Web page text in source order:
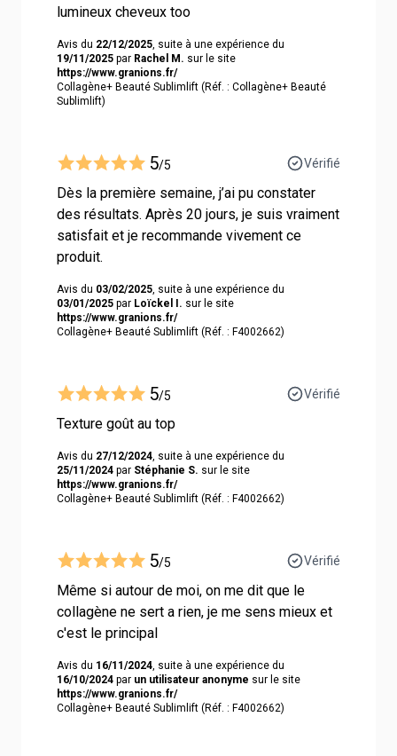
lumineux cheveux too
Avis du 22/12/2025 , suite à une expérience du
19/11/2025 par Rachel M. sur le site
https://www.granions.fr/
Collagène+ Beauté Sublimlift (Réf. : Collagène+ Beauté
Sublimlift)
5/5 Vérifié
Dès la première semaine, j’ai pu constater
des résultats. Après 20 jours, je suis vraiment
satisfait et je recommande vivement ce
produit.
Avis du 03/02/2025 , suite à une expérience du
03/01/2025 par Loïckel I. sur le site
https://www.granions.fr/
Collagène+ Beauté Sublimlift (Réf. : F4002662)
5/5 Vérifié
Texture goût au top
Avis du 27/12/2024 , suite à une expérience du
25/11/2024 par Stéphanie S. sur le site
https://www.granions.fr/
Collagène+ Beauté Sublimlift (Réf. : F4002662)
5/5 Vérifié
Même si autour de moi, on me dit que le
collagène ne sert a rien, je me sens mieux et
c'est le principal
Avis du 16/11/2024 , suite à une expérience du
16/10/2024 par un utilisateur anonyme sur le site
https://www.granions.fr/
Collagène+ Beauté Sublimlift (Réf. : F4002662)